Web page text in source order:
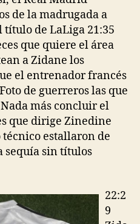
de la madrugada a
de LaLiga 21:35
que quiere el área
a Zidane los
el entrenador francés
de guerreros las que
más concluir el
que dirige Zinedine
estallaron de
sequía sin títulos
22:2
9